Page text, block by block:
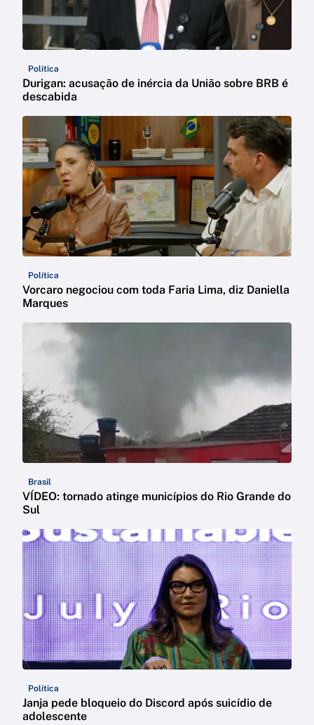
Política
Durigan: acusação de inércia da União sobre BRB é
descabida
Política
Vorcaro negociou com toda Faria Lima, diz Daniella
Marques
Brasil
VÍDEO: tornado atinge municípios do Rio Grande do
Sul
Política
Janja pede bloqueio do Discord após suicídio de
adolescente